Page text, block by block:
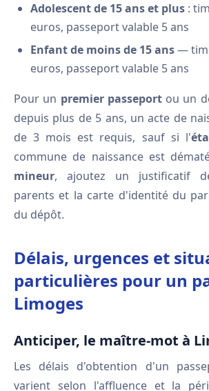
Adolescent de 15 ans et plus :
euros, passeport valable 5 ans
Enfant de moins de 15 ans—
euros, passeport valable 5 ans
Pour un premier passeportou un
depuis plus de 5 ans, un acte de
de 3 mois est requis, sauf si l'
commune de naissance est
mineur, ajoutez un justificatif
parents et la carte d'identité du
du dépôt.
Délais, urgences et
particulières pour un
Limoges
Anticiper, le maître-mot à
Les délais d'obtention d'un
varient selon l'affluence et la